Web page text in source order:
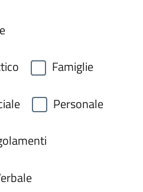
Famiglie
Personale